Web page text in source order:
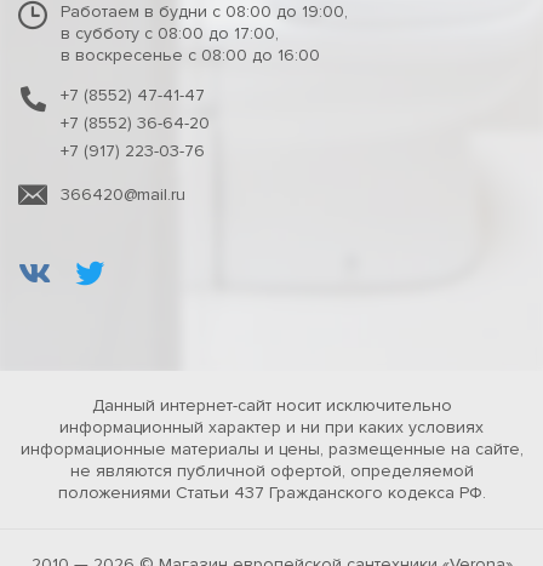
Работаем в будни с 08:00 до 19:00,
в субботу с 08:00 до 17:00,
в воскресенье с 08:00 до 16:00
+7 (8552) 47-41-47
+7 (8552) 36-64-20
+7 (917) 223-03-76
366420@mail.ru
Данный интернет-сайт носит исключительно
информационный характер и ни при каких условиях
информационные материалы и цены, размещенные на сайте,
не являются публичной офертой, определяемой
положениями Статьи 437 Гражданского кодекса РФ.